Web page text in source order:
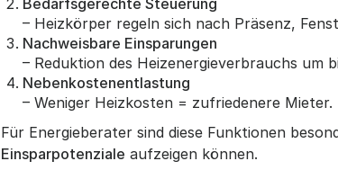
Bedarfsgerechte Steuerung
– Heizkörper regeln sich nach Präsenz,
Nachweisbare Einsparungen
– Reduktion des Heizenergieverbrauchs um
Nebenkostenentlastung
– Weniger Heizkosten = zufriedenere Mieter.
Für Energieberater sind diese Funktionen
Einsparpotenziale aufzeigen können.